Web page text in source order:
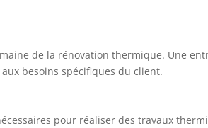
de la rénovation thermique. Une
besoins spécifiques du client.
pour réaliser des travaux